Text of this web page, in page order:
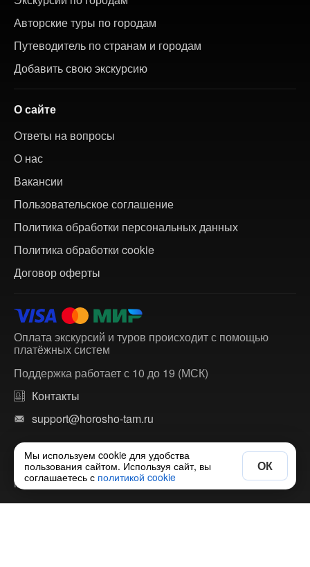
Авторские туры по городам
Путеводитель по странам и городам
Добавить свою экскурсию
О сайте
Ответы на вопросы
О нас
Вакансии
Пользовательское соглашение
Политика обработки персональных данных
Политика обработки cookie
Договор оферты
Оплата экскурсий и туров происходит с помощью
платёжных систем
Поддержка работает с 10 до 19 (МСК)
Контакты
support@horosho-tam.ru
© 2018-2026 ХорошоТам — агрегатор экскурсий и
многодневных туров по России и зарубежью.
Мы используем cookie для удобства
пользования сайтом. Используя сайт, вы
соглашаетесь с политикой cookie
ОК